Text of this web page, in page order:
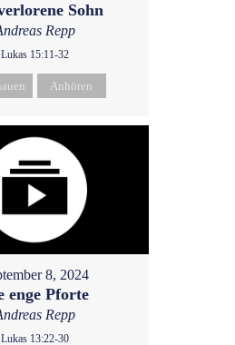
Sohn
Repp
Lukas 15:11-32
Anhören
8, 2024
enge Pforte
Repp
Lukas 13:22-30